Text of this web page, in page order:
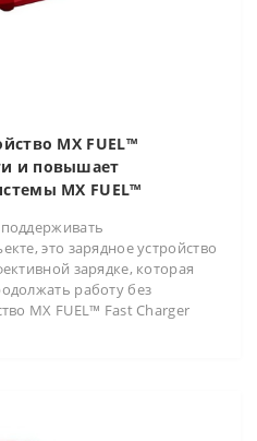
MX FUEL™
и повышает
MX FUEL™
это зарядное устройство
зарядке, которая
работу без
MX FUEL™ Fast Charger